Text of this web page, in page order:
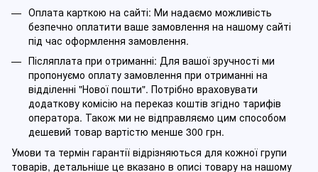
Оплата карткою на сайті: Ми надаємо можливість
безпечно оплатити ваше замовлення на нашому сайті
під час оформлення замовлення.
Післяплата при отриманні: Для вашої зручності ми
пропонуємо оплату замовлення при отриманні на
відділенні "Нової пошти". Потрібно враховувати
додаткову комісію на переказ коштів згідно тарифів
оператора. Також ми не відправляємо цим способом
дешевий товар вартістю менше 300 грн.
Умови та термін гарантії відрізняються для кожної групи
товарів, детальніше це вказано в описі товару на нашому